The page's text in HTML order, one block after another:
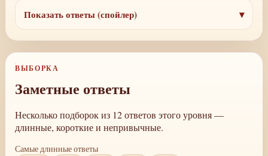
Показать ответы (спойлер)
ВЫБОРКА
Заметные ответы
Несколько подборок из 12 ответов этого уровня —
длинные, короткие и непривычные.
Самые длинные ответы